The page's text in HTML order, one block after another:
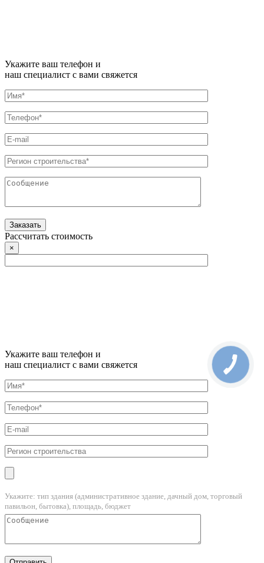
Укажите ваш телефон и
наш специалист с вами свяжется
Рассчитать стоимость
×
Укажите ваш телефон и
наш специалист с вами свяжется
Укажите: тип здания (административное здание, дачный дом, торговый
павильон, бытовка), площадь, бюджет